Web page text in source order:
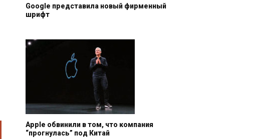
Google представила новый фирменный
шрифт
Apple обвинили в том, что компания
“прогнулась” под Китай